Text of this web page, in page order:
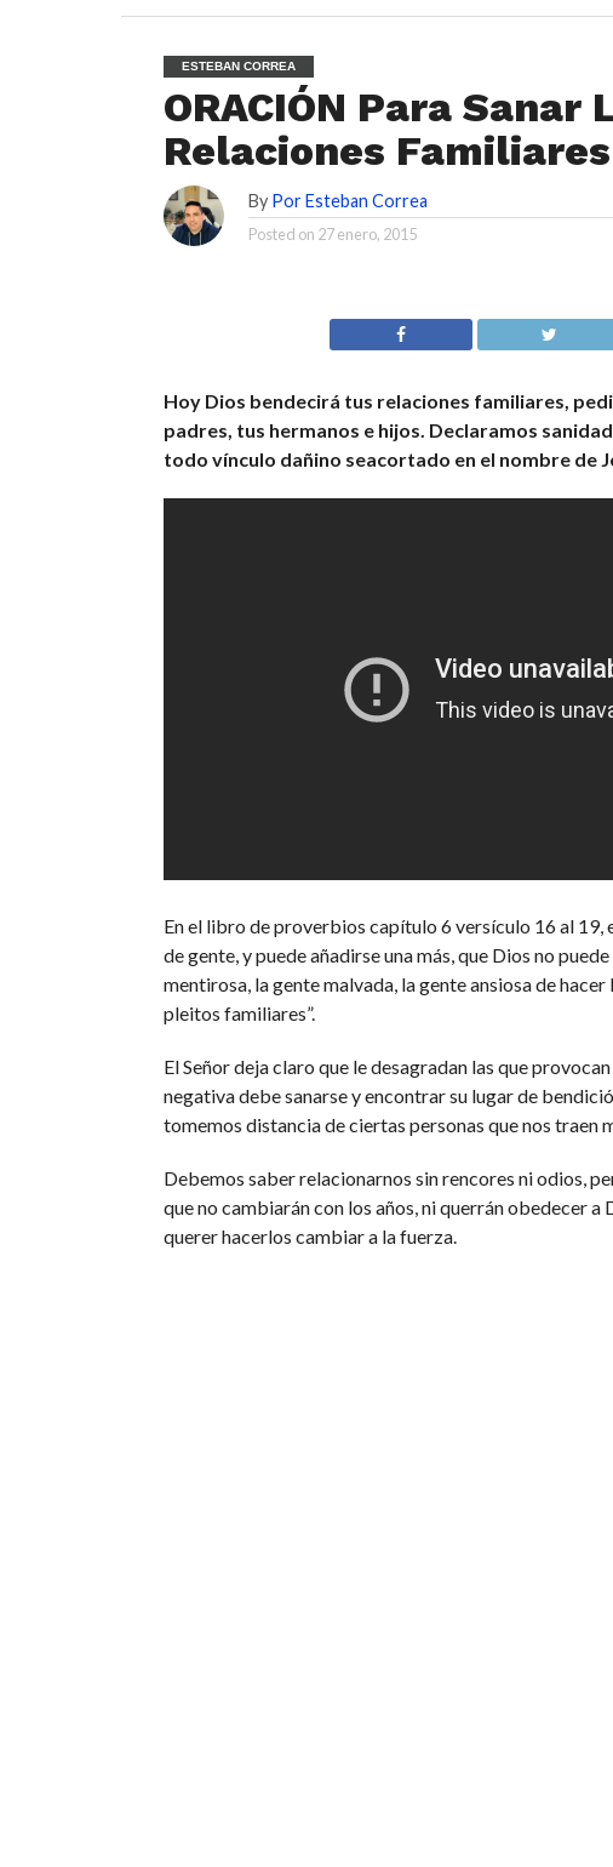
ESTEBAN CORREA
ORACIÓN Para Sanar
Relaciones Familiares
By Por Esteban Correa
Posted on 27 enero, 2015
Hoy Dios bendecirá tus relaciones familiares,
padres, tus hermanos e hijos. Declaramos
todo vínculo dañino seacortado en el nombre de
En el libro de proverbios capítulo 6 versículo 16 al 19,
de gente, y puede añadirse una más, que Dios no
mentirosa, la gente malvada, la gente ansiosa de
pleitos familiares”.
El Señor deja claro que le desagradan las que
negativa debe sanarse y encontrar su lugar de
tomemos distancia de ciertas personas que nos traen
Debemos saber relacionarnos sin rencores ni odios,
que no cambiarán con los años, ni querrán obedecer
querer hacerlos cambiar a la fuerza.